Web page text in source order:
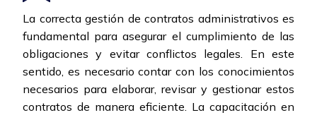
La correcta gestión de contratos administrativos es
fundamental para asegurar el cumplimiento de las
obligaciones y evitar conflictos legales. En este
sentido, es necesario contar con los conocimientos
necesarios para elaborar, revisar y gestionar estos
contratos de manera eficiente. La capacitación en